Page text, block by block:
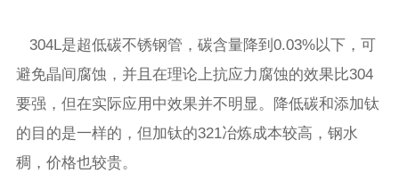
304L是超低碳不锈钢管，碳含量降到0.03%以下，可
避免晶间腐蚀，并且在理论上抗应力腐蚀的效果比304
要强，但在实际应用中效果并不明显。降低碳和添加钛
的目的是一样的，但加钛的321冶炼成本较高，钢水
稠，价格也较贵。